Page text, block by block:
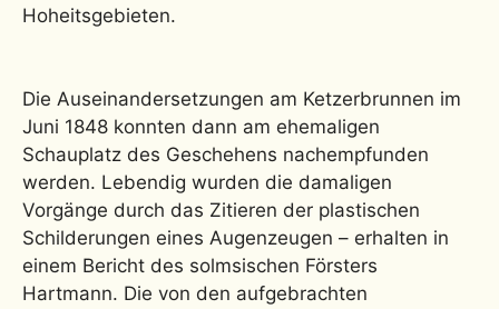
Hoheitsgebieten.
Die Auseinandersetzungen am Ketzerbrunnen im
Juni 1848 konnten dann am ehemaligen
Schauplatz des Geschehens nachempfunden
werden. Lebendig wurden die damaligen
Vorgänge durch das Zitieren der plastischen
Schilderungen eines Augenzeugen – erhalten in
einem Bericht des solmsischen Försters
Hartmann. Die von den aufgebrachten